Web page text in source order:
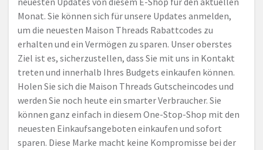
Monat. Sie können sich für unsere Updates anmelden,
um die neuesten Maison Threads Rabattcodes zu
erhalten und ein Vermögen zu sparen. Unser oberstes
Ziel ist es, sicherzustellen, dass Sie mit uns in Kontakt
treten und innerhalb Ihres Budgets einkaufen können.
Holen Sie sich die Maison Threads Gutscheincodes und
werden Sie noch heute ein smarter Verbraucher. Sie
können ganz einfach in diesem One-Stop-Shop mit den
neuesten Einkaufsangeboten einkaufen und sofort
sparen. Diese Marke macht keine Kompromisse bei der